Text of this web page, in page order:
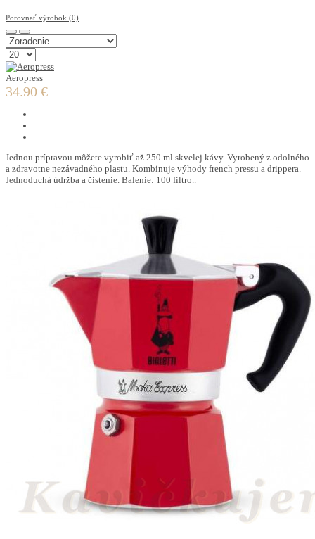
Porovnať výrobok (0)
Aeropress
34.90 €
Jednou prípravou môžete vyrobiť až 250 ml skvelej kávy. Vyrobený z odolného
a zdravotne nezávadného plastu. Kombinuje výhody french pressu a drippera.
Jednoduchá údržba a čistenie. Balenie: 100 filtro..